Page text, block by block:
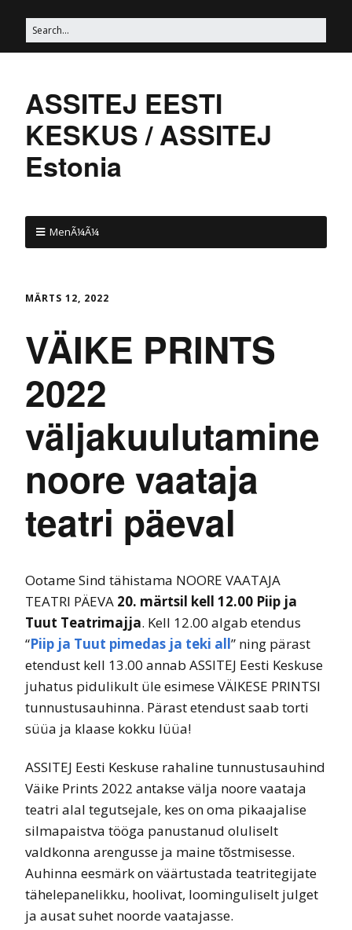
ASSITEJ EESTI
KESKUS / ASSITEJ
Estonia
MenÃ¼Ã¼
MÄRTS 12, 2022
VÄIKE PRINTS
2022
väljakuulutamine
noore vaataja
teatri päeval
Ootame Sind tähistama NOORE VAATAJA
TEATRI PÄEVA 20. märtsil kell 12.00 Piip ja
Tuut Teatrimajja. Kell 12.00 algab etendus
“Piip ja Tuut pimedas ja teki all” ning pärast
etendust kell 13.00 annab ASSITEJ Eesti Keskuse
juhatus pidulikult üle esimese VÄIKESE PRINTSI
tunnustusauhinna. Pärast etendust saab torti
süüa ja klaase kokku lüüa!
ASSITEJ Eesti Keskuse rahaline tunnustusauhind
Väike Prints 2022 antakse välja noore vaataja
teatri alal tegutsejale, kes on oma pikaajalise
silmapaistva tööga panustanud oluliselt
valdkonna arengusse ja maine tõstmisesse.
Auhinna eesmärk on väärtustada teatritegijate
tähelepanelikku, hoolivat, loominguliselt julget
ja ausat suhet noorde vaatajasse.